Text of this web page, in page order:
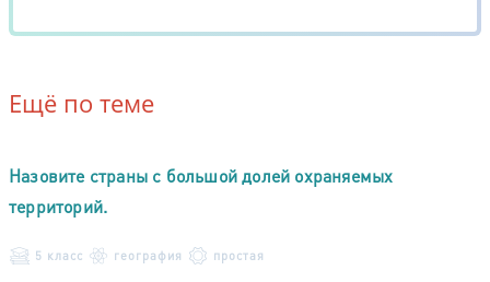
Ещё по теме
Назовите страны с большой долей охраняемых
территорий.
5 класс география простая